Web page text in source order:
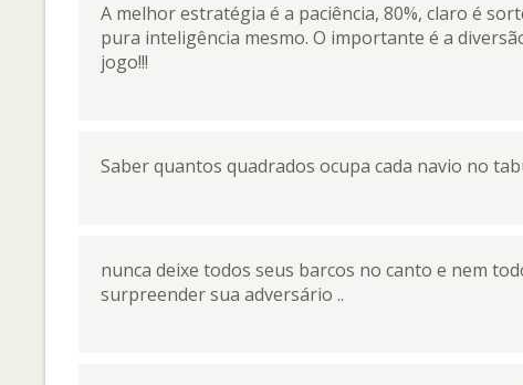
A melhor estratégia é a paciência, 80%, claro é
pura inteligência mesmo. O importante é a
jogo!!!
Saber quantos quadrados ocupa cada navio no
nunca deixe todos seus barcos no canto e nem
surpreender sua adversário ..